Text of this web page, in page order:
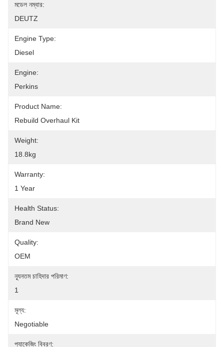
মডেল নম্বার:
DEUTZ
Engine Type:
Diesel
Engine:
Perkins
Product Name:
Rebuild Overhaul Kit
Weight:
18.8kg
Warranty:
1 Year
Health Status:
Brand New
Quality:
OEM
ন্যূনতম চাহিদার পরিমাণ:
1
মূল্য:
Negotiable
প্যাকেজিং বিবরণ: